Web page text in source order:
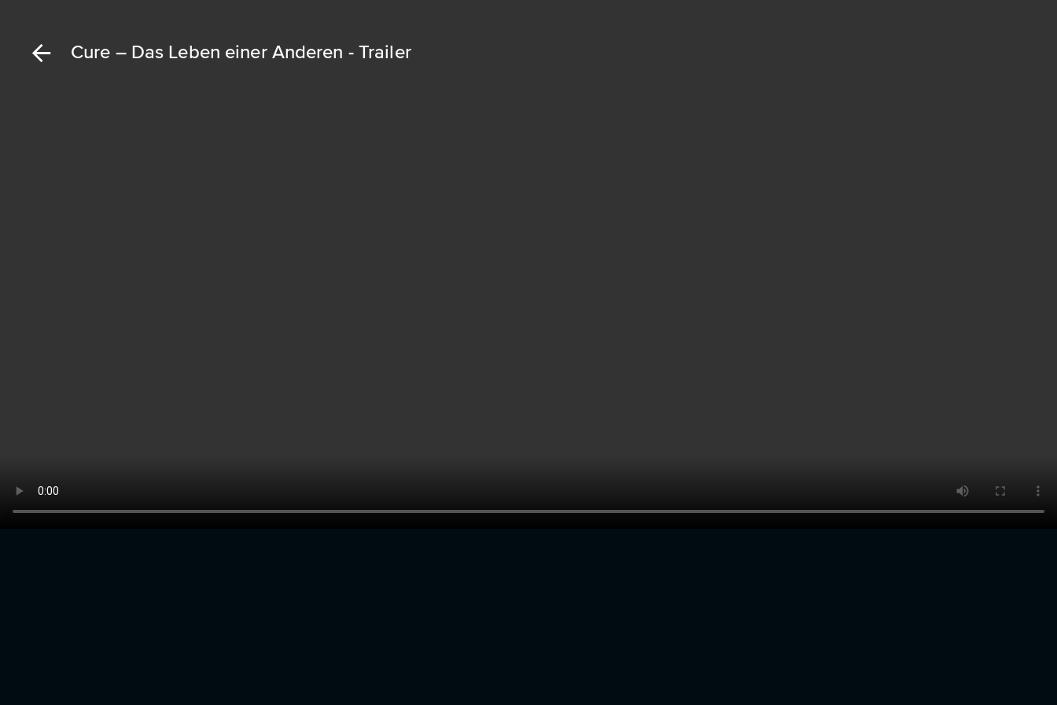
Cure – Das Leben einer Anderen - Trailer